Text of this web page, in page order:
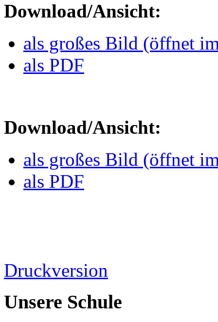
Download/Ansicht:
als großes Bild (öffnet
als PDF
Download/Ansicht:
als großes Bild (öffnet
als PDF
Druckversion
Unsere Schule